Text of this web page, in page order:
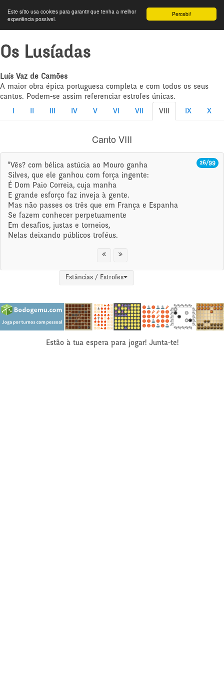
Percebi!
Este sítio usa cookies para garantir que tenha a melhor
experiência possível.
Os Lusíadas
Luís Vaz de Camões
A maior obra épica portuguesa completa e com todos os seus
cantos. Podem-se assim referenciar estrofes únicas.
IV V VI VII VIII IX X
Canto VIII
26/99
"Vês? com bélica astúcia ao Mouro ganha
Silves, que ele ganhou com força ingente:
É Dom Paio Correia, cuja manha
E grande esforço faz inveja à gente.
Mas não passes os três que em França e Espanha
Se fazem conhecer perpetuamente
Em desafios, justas e torneios,
Nelas deixando públicos troféus.
Estâncias / Estrofes
Estão à tua espera para jogar! Junta-te!